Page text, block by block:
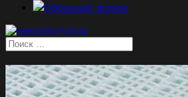
Обратный звонок